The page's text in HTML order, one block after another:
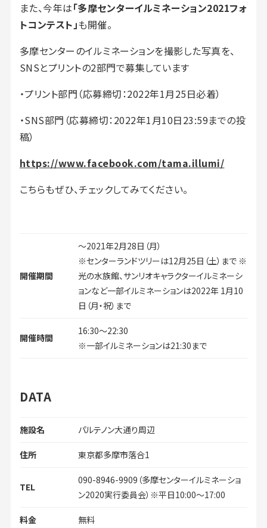
また、今年は「多摩センターイルミネーション2021フォ
トコンテスト」も開催。
多摩センターのイルミネーションを撮影した写真を、
SNSとプリントの2部門で募集しています
・プリント部門（応募締切：2022年1月25日必着）
・SNS部門（応募締切：2022年1月10日23:59までの投
稿）
https://www.facebook.com/tama.illumi/
こちらもぜひ、チェックしてみてください。
開催期間
～2021年2月28日（月）
※センターランドツリーは12月25日（土）まで ※
光の水族館、サンリオキャラクターイルミネーシ
ョンなど一部イルミネーションは2022年 1月10
日（月・祝）まで
開催時間
16:30～22:30
※一部イルミネーションは21:30まで
DATA
施設名 パルテノン大通り周辺
住所 東京都多摩市落合1
TEL
090-8946-9909（多摩センターイルミネーショ
ン2020実行委員会）※平日10:00〜17:00
料金 無料